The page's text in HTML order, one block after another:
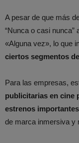
A pesar de que más
“Nunca o casi nunca”
«Alguna vez», lo que
ciertos segmentos
Para las empresas,
publicitarias en cine
estrenos
de marca inmersiva y